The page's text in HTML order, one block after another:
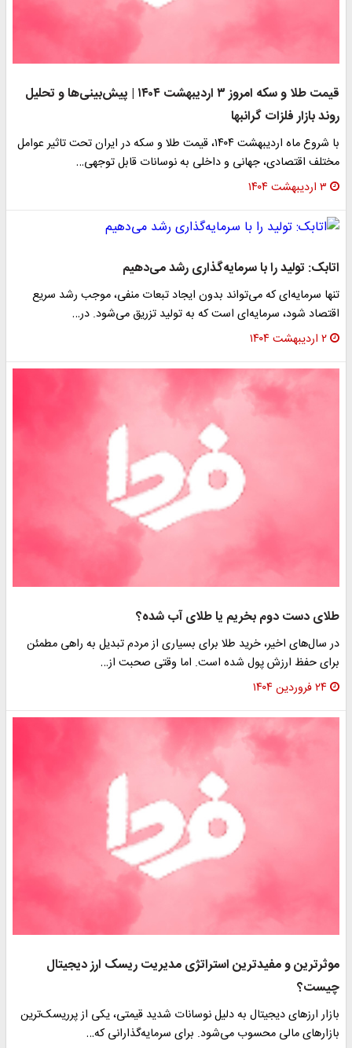
قیمت طلا و سکه امروز ۳ اردیبهشت ۱۴۰۴ | پیش‌بینی‌ها و تحلیل
روند بازار فلزات گرانبها
با شروع ماه اردیبهشت ۱۴۰۴، قیمت طلا و سکه در ایران تحت تاثیر عوامل
مختلف اقتصادی، جهانی و داخلی به نوسانات قابل توجهی…
۳ اردیبهشت ۱۴۰۴
اتابک: تولید را با سرمایه‌گذاری رشد می‌دهیم
تنها سرمایه‌ای که می‌تواند بدون ایجاد تبعات منفی، موجب رشد سریع
اقتصاد شود، سرمایه‌ای است که به تولید تزریق می‌شود. در…
۲ اردیبهشت ۱۴۰۴
طلای دست دوم بخریم یا طلای آب شده؟
در سال‌های اخیر، خرید طلا برای بسیاری از مردم تبدیل به راهی مطمئن
برای حفظ ارزش پول شده است. اما وقتی صحبت از…
۲۴ فروردین ۱۴۰۴
موثرترین و مفیدترین استراتژی مدیریت ریسک ارز دیجیتال
چیست؟
بازار ارزهای دیجیتال به دلیل نوسانات شدید قیمتی، یکی از پرریسک‌ترین
بازارهای مالی محسوب می‌شود. برای سرمایه‌گذارانی که…